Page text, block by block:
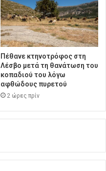
Πέθανε κτηνοτρόφος στη
Λέσβο μετά τη θανάτωση του
κοπαδιού του λόγω
αφθώδους πυρετού
2 ώρες πρίν